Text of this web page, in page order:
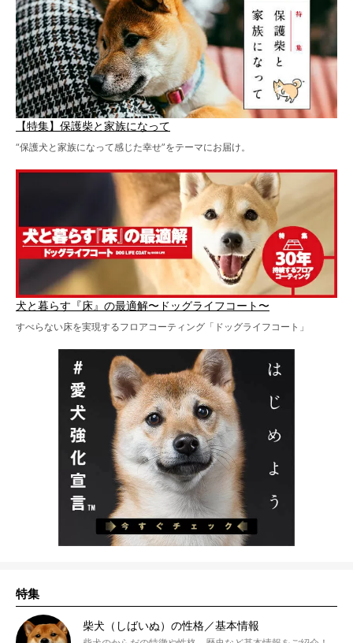
【特集】保護柴と家族になって
“保護犬と家族になって感じた幸せ”をテーマにお届け。
犬と暮らす『床』の最適解〜ドッグライフコート〜
すべらない床を実現するフロアコーティング「ドッグライフコート」
特集
柴犬（しばいぬ）の性格／基本情報